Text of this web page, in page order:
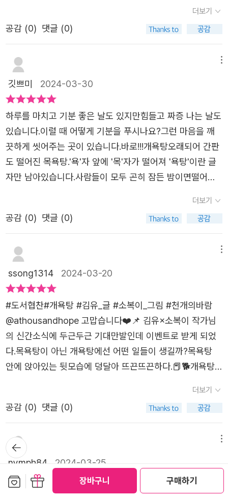
장바구니 구매하기
강아지들. 키워지고 있지만 학대를 당하고 있는 강아지들.
생각만해도 인간의 잔혹함에 섬칫해집니다. 사람인 우린 눈
물짓고 지나갈 일이 될지도 모르지만 강아지에겐 삶이고 생
만 최대한 많은 강아지의 삶이 편안하고 행복하기를 바랍니
다. 그런 마음으로 이 세상을 함께 살아가는 생명에 대한 예
의를 갖고 함께 행복하게 살아가기 위해 노력하겠습니다. 매
일 그럴 순 없더라도 적어도 오늘 '국제 강아지의 날'만큼은
그렇게 살아가겠습니다. 📖마음에도 빛이 나요. -본문 중에
서-이 세상을 살아가는 모든 생명의 마음에서 빛이 나길 바
랍니다✨️+ 김유 작가님과 소복이 작가님의 세 번째 만남인
<개욕탕>두 작가님의 그림책엔 늘 따스함과 책을 덮으며
숨은 작은 비밀들이 있지요. <마음버스>가 탄생하게 된 비
밀도,<사자마트>라는 이름에 담긴 여러 의미도 말이죠. 그
렇다면 <개욕탕>엔 어떤 비밀이 숨어 있을까요? 개욕탕의
탄생 비화는 무엇일까요?궁금하시다면...그 다음은 다들 아
제공받아 솔직하게 작성된 서평입니다.#개욕탕 #김유 #소
복이 #천개의바람 #강아지 #세계강아지의날 #견생 #함께
살아가는 #우리 #그림책 #그림책스타그램 #그림책소개 #
그림책추천 #그림책추천스타그램 #책스타그램 #북스타그
램 #그림책보는엄마 #그림책활동가 #북모닝
지 않은 이유는 우리와 많이 닮아 보여서겠죠.누군가에게 상
처받은 마음, 팍팍한 생활에 찌들어지친 마음을 그림책 속
멍멍이들처럼 뜨끈뜨끈한 목욕탕에서 씻어낸다면 정말 좋을
것 같네요!저는 멍멍이들이 다 함께 등을 밀어주는 모습
이 정말 인상 깊었어요. 아무리 속상하고 힘든 일이있더라
도 누군가의 따스한 손길이 위로가 될 수있다는 걸 다시 한
번 깨닫게 되네요!
을 김유 작가님은 어떻게 했을까? 역시 작가님들의 상상력
듦으로 잠 못이루는 개들이 사람들이 빠져나간 목욕탕 온탕
에 들어앉아 몸의 피곤은 물론 마음까지 깨끗이 씻고 가길
바라는 마음이그대로 담겨 있는 이 책이 참 좋다.서로 등을
밀어주는 장면과요구르트를 쏘는 할머니의 넉넉함은 또 어
쩌고... 살아가며 작은 위로의 선물을 나에게 준다면 날마다
찢기고 구겨진 마음까지 깨끗이 씻고 갈 수 있는 목욕탕의
시간이 아닐까? 하는 생각을 해보게 된다. <개욕탕>에는
마음버스의 한 장면, 사자마트의 등장 인물이 들어 있는데
더보기
공감 (0) 댓글 (0)
깃쁘미 2024-03-30
하루를 마치고 기분 좋은 날도 있지만힘들고 짜증 나는 날도
있습니다.이럴 때 어떻게 기분을 푸시나요?그런 마음을 깨
끗하게 씻어주는 곳이 있습니다.바로!!!개욕탕오래되어 간판
도 떨어진 목욕탕.'욕'자 앞에 '목'자가 떨어져 '욕탕'이란 글
자만 남아있습니다.사람들이 모두 곤히 잠든 밤이면떨어진
욕을 하러 오지요.목욕을 하러 오는 개들의 표정이 심상치
않습니다.찌푸린 얼굴, 한숨을 쉬기도 하고 투덜거리기도 합
도 씻어냅니다.못생겼다는 말도,'개'를 붙여 욕하는 소리도....
나란히 앉아 등을 밀어주고따뜻한 물에 몸을 담그며상처받
은 마음도 힘든 하루의 피로도 모두 씻어냅니다.할머니 개가
말합니다.'아프기도 하고 슬프기도 하고 기쁘기도 하고....개
나 사람이나 느끼는 건 다 똑같지.'세상 모두가 평등하며서로
존중하고 존중받아야 하는 존재임을 느끼게 합니다.요구리
하나씩 쪽쪽 빨며목욕탕을 나서는 개들의 모습에저까지 개
운함을 느끼게 되네요.무심코 던진 말에 상처받은 개육아에
놓고시끄러운 휴대폰도 끄고 목욕탕으로 들어가는 개.이 그
림책에 등장하는 개들의 모습은 우리들의 모습 같습니다.그
래서 더 위로가 되는 그림책입니다.목욕탕 주인 할머니의'마
음까지 씻고 가게'라는 말이너무나 따뜻하네요.<마음 버스
>, <사자 마트>에 이은김유 작가와 소복이 작가가 함께 만
든 세 번째 책입니다.*출판사로부터 책을 제공받아 작성한
주관적인 글입니다.
더보기
공감 (0) 댓글 (0)
ssong1314 2024-03-20
#도서협찬#개욕탕 #김유_글 #소복이_그림 #천개의바람
@athousandhope 고맙습니다❤️📌 김유×소복이 작가님
의 신간소식에 두근두근 기대만발인데 이벤트로 받게 되었
다.목욕탕이 아닌 개욕탕에선 어떤 일들이 생길까?목욕탕
안에 앉아있는 뒷모습에 덩달아 뜨끈뜨끈하다.📕🐕개욕탕.
욕탕으로 들어온다.짜증내며 잔뜩 찌푸리며 들어서는 털북
숭이 개.아이고 힘들어 죽겠다한숨을 푹 내쉬며 걸어오는 할
장 위 삐뚤빼뚤 (마음까지 씻고 가)글자에 마음이 두근두근
한다.하룻동안 힘들었던 개들의 모습에 내 모습도 겹쳐보인
다.무거운 짐도,무거운 마음도 모두 벗어버리고 솜사탕처럼
몽글몽글 나는 김,따끈따끈 물이 콸콸 쏟아지는 목욕탕으로
더보기
공감 (0) 댓글 (0)
nymph84 2024-03-25
오늘의 그림책 - 나만의 그림책큐레이션 301일#책선물📚
뒤로가
기